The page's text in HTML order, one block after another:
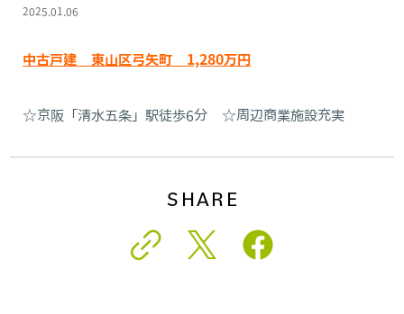
2025.01.06
中古戸建 東山区弓矢町 1,280万円
☆京阪「清水五条」駅徒歩6分 ☆周辺商業施設充実
SHARE